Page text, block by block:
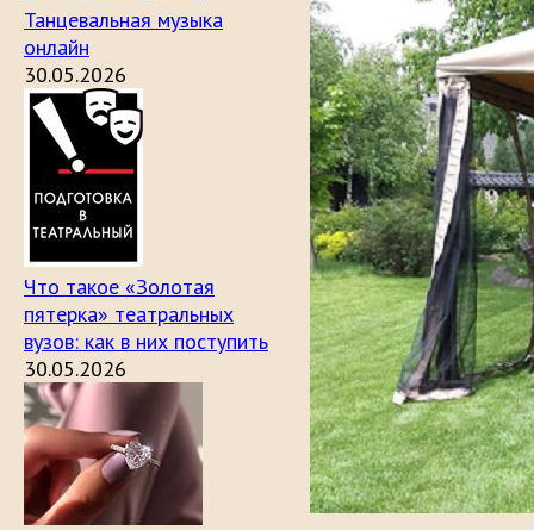
Танцевальная музыка
онлайн
30.05.2026
Что такое «Золотая
пятерка» театральных
вузов: как в них поступить
30.05.2026